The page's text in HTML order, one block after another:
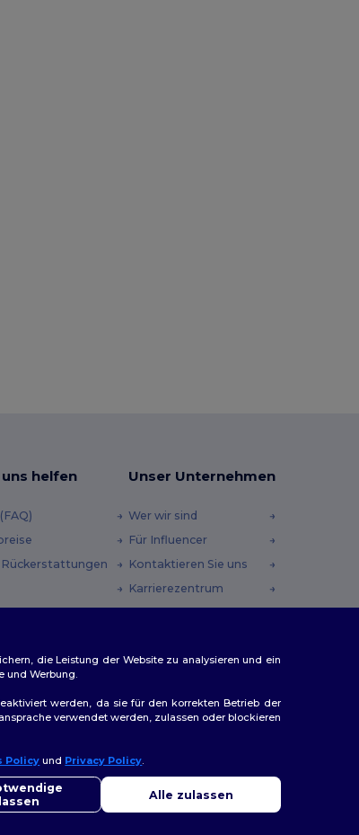
uns helfen
Rückerstattungen
Unser Unternehmen
Wer wir sind
Für Influencer
Kontaktieren Sie uns
Karrierezentrum
die Leistung der Website zu analysieren und ein
und Werbung.
werden, da sie für den korrekten Betrieb der
verwendet werden, zulassen oder blockieren
Policy und Privacy Policy.
Alle zulassen
oder Bedenken haben, können Sie uns jederzeit
Chatbot ist hier, um Ihnen zu helfen.